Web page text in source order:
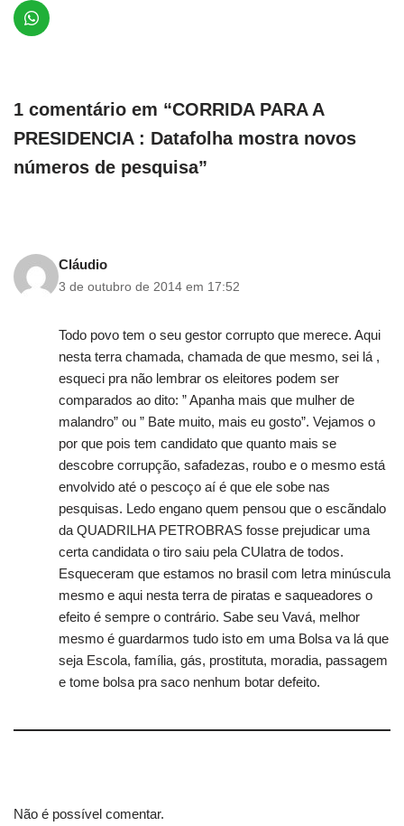
1 comentário em “CORRIDA PARA A
PRESIDENCIA : Datafolha mostra novos
números de pesquisa”
Cláudio
3 de outubro de 2014 em 17:52
Todo povo tem o seu gestor corrupto que merece. Aqui
nesta terra chamada, chamada de que mesmo, sei lá ,
esqueci pra não lembrar os eleitores podem ser
comparados ao dito: ” Apanha mais que mulher de
malandro” ou ” Bate muito, mais eu gosto”. Vejamos o
por que pois tem candidato que quanto mais se
descobre corrupção, safadezas, roubo e o mesmo está
envolvido até o pescoço aí é que ele sobe nas
pesquisas. Ledo engano quem pensou que o escãndalo
da QUADRILHA PETROBRAS fosse prejudicar uma
certa candidata o tiro saiu pela CUlatra de todos.
Esqueceram que estamos no brasil com letra minúscula
mesmo e aqui nesta terra de piratas e saqueadores o
efeito é sempre o contrário. Sabe seu Vavá, melhor
mesmo é guardarmos tudo isto em uma Bolsa va lá que
seja Escola, família, gás, prostituta, moradia, passagem
e tome bolsa pra saco nenhum botar defeito.
Não é possível comentar.